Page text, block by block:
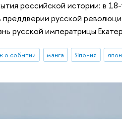
российской истории: в
русской
русской императрицы
о событии манга Япония